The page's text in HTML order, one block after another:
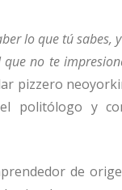
lo que tú
no te
pizzero
politólogo y
de